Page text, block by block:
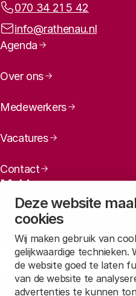
Deze website
cookies
Wij maken gebruik van
gelijkwaardige technieken.
de website goed te laten
van de website te
advertenties te kunnen
Telefoonnummer:
070 34 21 5 42
E-mailadres:
info@rathenau.nl
Paginanavigatie
Agenda
Over ons
Medewerkers
Vacatures
Contact
Meld u aan voor onze
Maandelijks een overzicht
nieuws? Laat dan uw
Lees inonze privacyverklaringhoe